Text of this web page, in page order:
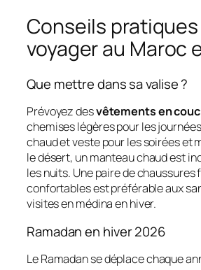
Conseils
voyager au Maroc
Que mettre dans sa valise ?
Prévoyez desvêtements en
chemises légères pour les
chaud et veste pour les soirées et
le désert, un manteau chaud est
les nuits. Une paire de chaussures
confortables est préférable aux
visites en médina en hiver.
Ramadan en hiver 2026
Le Ramadan se déplace chaque